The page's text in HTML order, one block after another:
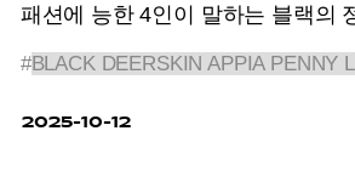
패션에 능한 4인이 말하는 블랙의
#BLACK DEERSKIN APPIA PENNY
2025-10-12